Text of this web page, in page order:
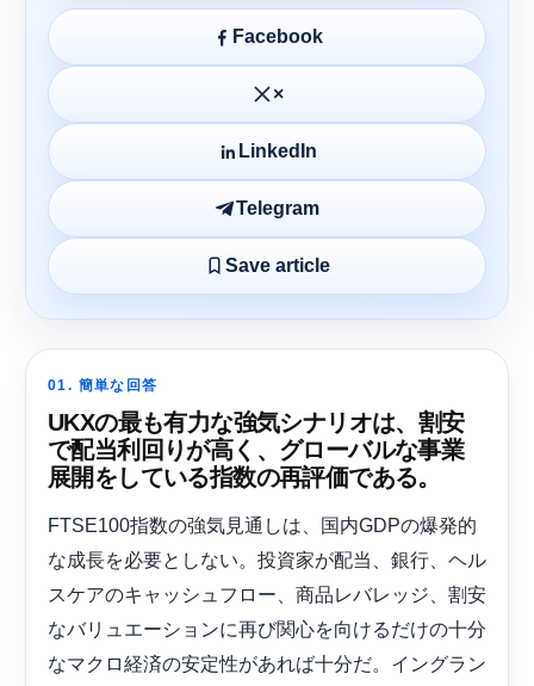
Facebook
×
LinkedIn
Telegram
Save article
01. 簡単な回答
UKXの最も有力な強気シナリオは、割安
で配当利回りが高く、グローバルな事業
展開をしている指数の再評価である。
FTSE100指数の強気見通しは、国内GDPの爆発的
な成長を必要としない。投資家が配当、銀行、ヘル
スケアのキャッシュフロー、商品レバレッジ、割安
なバリュエーションに再び関心を向けるだけの十分
なマクロ経済の安定性があれば十分だ。イングラン